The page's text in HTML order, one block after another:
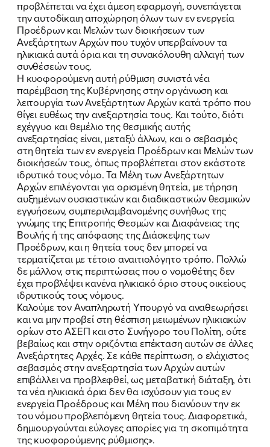
ΠΟΙΑ ΕΙΜΑΙ
ΕΡΓΟ
ΕΚΔΗΛΩΣΕΙΣ
ΝΕΑ
ΕΛΑ ΚΙ ΕΣΥ
FB IN TW YT LN VB TIKTOK
προβλέπεται να έχει άμεση εφαρμογή, συνεπάγεται
την αυτοδίκαιη αποχώρηση όλων των εν ενεργεία
Προέδρων και Μελών των διοικήσεων των
Ανεξάρτητων Αρχών που τυχόν υπερβαίνουν τα
ηλικιακά αυτά όρια και τη συνακόλουθη αλλαγή των
συνθέσεών τους.
Η κυοφορούμενη αυτή ρύθμιση συνιστά νέα
παρέμβαση της Κυβέρνησης στην οργάνωση και
λειτουργία των Ανεξάρτητων Αρχών κατά τρόπο που
θίγει ευθέως την ανεξαρτησία τους. Και τούτο, διότι
εχέγγυο και θεμέλιο της θεσμικής αυτής
ανεξαρτησίας είναι, μεταξύ άλλων, και ο σεβασμός
στη θητεία των εν ενεργεία Προέδρων και Μελών των
διοικήσεών τους, όπως προβλέπεται στον εκάστοτε
ιδρυτικό τους νόμο. Τα Μέλη των Ανεξάρτητων
Αρχών επιλέγονται για ορισμένη θητεία, με τήρηση
αυξημένων ουσιαστικών και διαδικαστικών θεσμικών
εγγυήσεων, συμπεριλαμβανομένης συνήθως της
γνώμης της Επιτροπής Θεσμών και Διαφάνειας της
Βουλής ή της απόφασης της Διάσκεψης των
Προέδρων, και η θητεία τους δεν μπορεί να
τερματίζεται με τέτοιο αναιτιολόγητο τρόπο. Πολλώ
δε μάλλον, στις περιπτώσεις που ο νομοθέτης δεν
έχει προβλέψει κανένα ηλικιακό όριο στους οικείους
ιδρυτικούς τους νόμους.
Καλούμε τον Αναπληρωτή Υπουργό να αναθεωρήσει
και να μην προβεί στη θέσπιση μειωμένων ηλικιακών
ορίων στο ΑΣΕΠ και στο Συνήγορο του Πολίτη, ούτε
βεβαίως και στην οριζόντια επέκταση αυτών σε άλλες
Ανεξάρτητες Αρχές. Σε κάθε περίπτωση, ο ελάχιστος
σεβασμός στην ανεξαρτησία των Αρχών αυτών
επιβάλλει να προβλεφθεί, ως μεταβατική διάταξη, ότι
τα νέα ηλικιακά όρια δεν θα ισχύσουν για τους εν
ενεργεία Προέδρους και Μέλη που διανύουν την εκ
του νόμου προβλεπόμενη θητεία τους. Διαφορετικά,
δημιουργούνται εύλογες απορίες για τη σκοπιμότητα
της κυοφορούμενης ρύθμισης».
EMAIL*
Αποδέχομαι τηνΠολιτική
Προστασίας Προσωπικών
Δεδομένωνκαι τους τουςΌρους
Χρήσηςτου δικτυακού τόπου του
Πολιτικού Γραφείου της Βουλευτού
Νίκης Κεραμέως
ΥΠΟΒΟΛΗ
EMAIL*
Αποδέχομαι τηνΠολιτική
Προστασίας Προσωπικών
Δεδομένωνκαι τους τουςΌρους
Χρήσηςτου δικτυακού τόπου του
Πολιτικού Γραφείου της Βουλευτού
Νίκης Κεραμέως
ΥΠΟΒΟΛΗ